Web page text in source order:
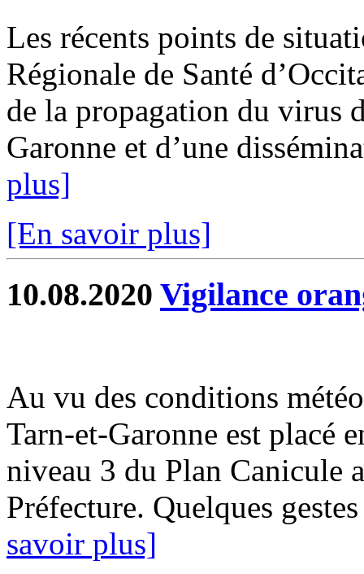
Les récents points de
Régionale de Santé
de la propagation du virus
Garonne et d’une
plus]
[En savoir plus]
10.08.2020 Vigilance
Au vu des conditions
Tarn-et-Garonne est placé
niveau 3 du Plan Canicule
Préfecture. Quelques
savoir plus]